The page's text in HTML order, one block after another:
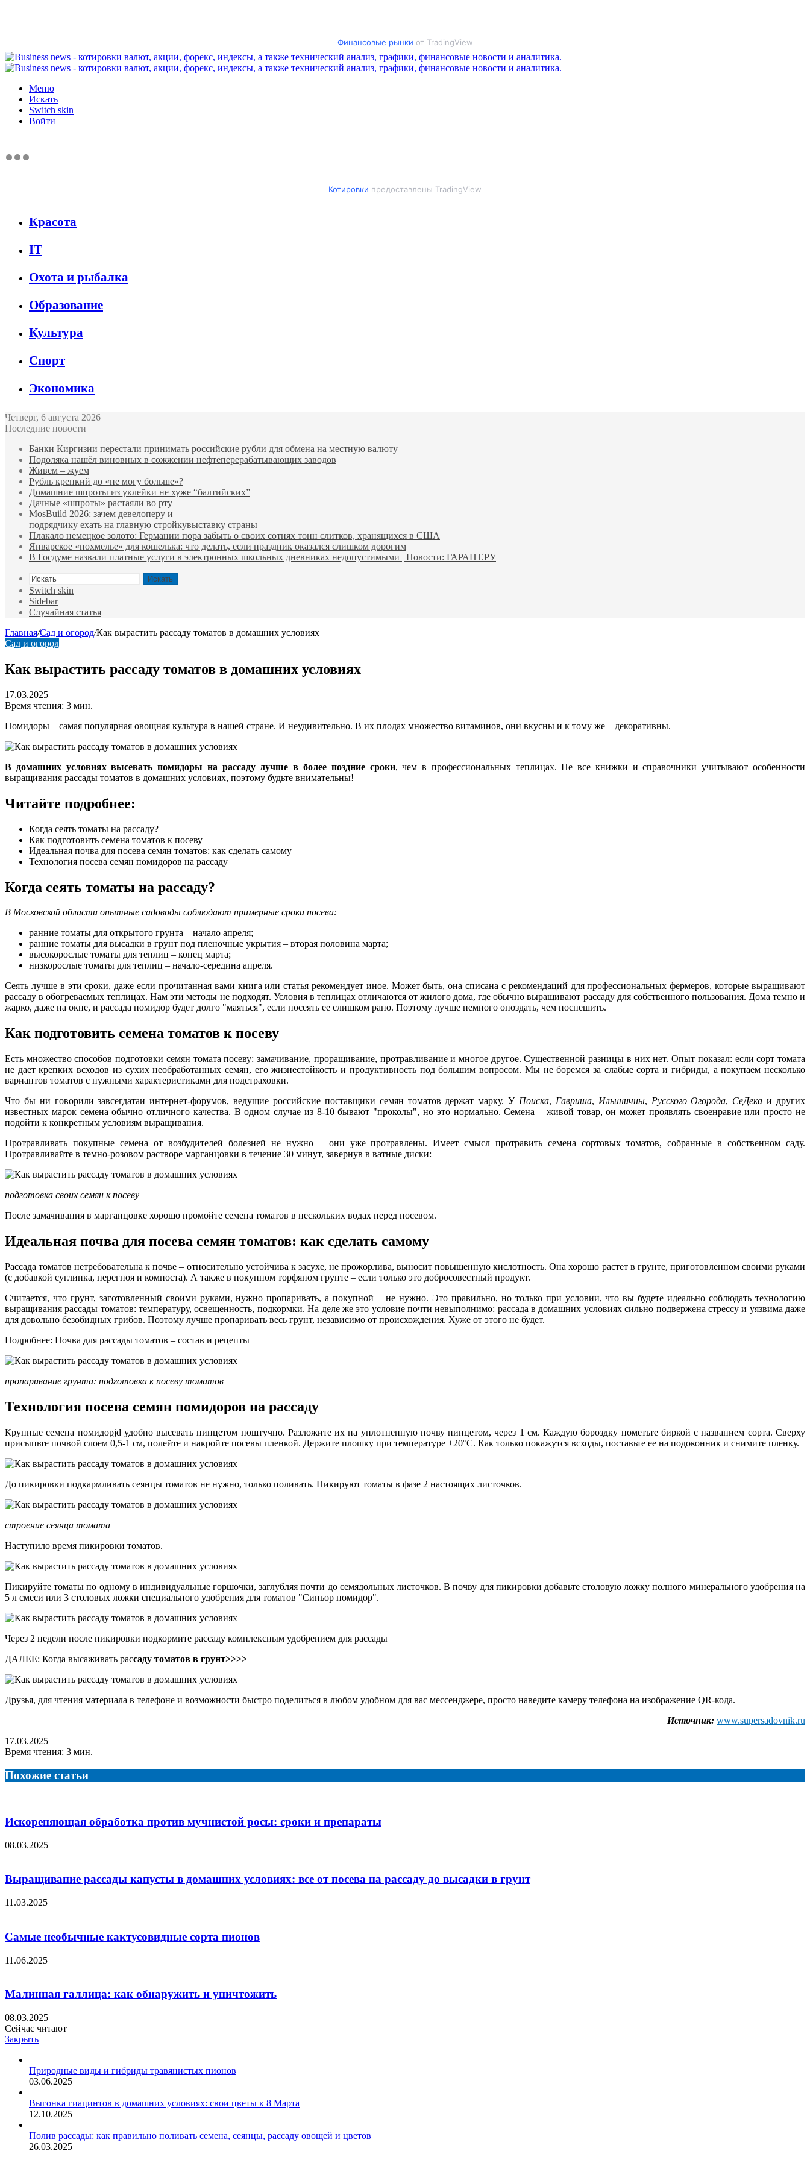
Финансовые рынки от TradingView
Меню
Искать
Switch skin
Войти
Котировки предоставлены TradingView
Красота
IT
Охота и рыбалка
Образование
Культура
Спорт
Экономика
Четверг, 6 августа 2026
Последние новости
Банки Киргизии перестали принимать российские рубли для обмена на местную валюту
Подоляка нашёл виновных в сожжении нефтеперерабатывающих заводов
Живем – жуем
Рубль крепкий до «не могу больше»?
Домашние шпроты из уклейки не хуже “балтийских”
Дачные «шпроты» растаяли во рту
MosBuild 2026: зачем девелоперу и
подрядчиĸу ехать на главную стройĸувыставĸу страны
Плакало немецкое золото: Германии пора забыть о своих сотнях тонн слитков, хранящихся в США
Январское «похмелье» для кошелька: что делать, если праздник оказался слишком дорогим
В Госдуме назвали платные услуги в электронных школьных дневниках недопустимыми | Новости: ГАРАНТ.РУ
Искать
Switch skin
Sidebar
Случайная статья
Главная/Сад и огород/Как вырастить рассаду томатов в домашних условиях
Сад и огород
Как вырастить рассаду томатов в домашних условиях
17.03.2025
Время чтения: 3 мин.
Помидоры – самая популярная овощная культура в нашей стране. И неудивительно. В их плодах множество витаминов, они вкусны и к тому же – декоративны.
В домашних условиях высевать помидоры на рассаду лучше в более поздние сроки, чем в профессиональных теплицах. Не все книжки и справочники учитывают особенности
выращивания рассады томатов в домашних условиях, поэтому будьте внимательны!
Читайте подробнее:
Когда сеять томаты на рассаду?
Как подготовить семена томатов к посеву
Идеальная почва для посева семян томатов: как сделать самому
Технология посева семян помидоров на рассаду
Когда сеять томаты на рассаду?
В Московской области опытные садоводы соблюдают примерные сроки посева:
ранние томаты для открытого грунта – начало апреля;
ранние томаты для высадки в грунт под пленочные укрытия – вторая половина марта;
высокорослые томаты для теплиц – конец марта;
низкорослые томаты для теплиц – начало-середина апреля.
Сеять лучше в эти сроки, даже если прочитанная вами книга или статья рекомендует иное. Может быть, она списана с рекомендаций для профессиональных фермеров, которые выращивают
рассаду в обогреваемых теплицах. Нам эти методы не подходят. Условия в теплицах отличаются от жилого дома, где обычно выращивают рассаду для собственного пользования. Дома темно и
жарко, даже на окне, и рассада помидор будет долго "маяться", если посеять ее слишком рано. Поэтому лучше немного опоздать, чем поспешить.
Как подготовить семена томатов к посеву
Есть множество способов подготовки семян томата посеву: замачивание, проращивание, протравливание и многое другое. Существенной разницы в них нет. Опыт показал: если сорт томата
не дает крепких всходов из сухих необработанных семян, его жизнестойкость и продуктивность под большим вопросом. Мы не боремся за слабые сорта и гибриды, а покупаем несколько
вариантов томатов с нужными характеристиками для подстраховки.
Что бы ни говорили завсегдатаи интернет-форумов, ведущие российские поставщики семян томатов держат марку. У Поиска, Гавриша, Ильиничны, Русского Огорода, СеДека и других
известных марок семена обычно отличного качества. В одном случае из 8-10 бывают "проколы", но это нормально. Семена – живой товар, он может проявлять своенравие или просто не
подойти к конкретным условиям выращивания.
Протравливать покупные семена от возбудителей болезней не нужно – они уже протравлены. Имеет смысл протравить семена сортовых томатов, собранные в собственном саду.
Протравливайте в темно-розовом растворе марганцовки в течение 30 минут, завернув в ватные диски:
подготовка своих семян к посеву
После замачивания в марганцовке хорошо промойте семена томатов в нескольких водах перед посевом.
Идеальная почва для посева семян томатов: как сделать самому
Рассада томатов нетребовательна к почве – относительно устойчива к засухе, не прожорлива, выносит повышенную кислотность. Она хорошо растет в грунте, приготовленном своими руками
(с добавкой суглинка, перегноя и компоста). А также в покупном торфяном грунте – если только это добросовестный продукт.
Считается, что грунт, заготовленный своими руками, нужно пропаривать, а покупной – не нужно. Это правильно, но только при условии, что вы будете идеально соблюдать технологию
выращивания рассады томатов: температуру, освещенность, подкормки. На деле же это условие почти невыполнимо: рассада в домашних условиях сильно подвержена стрессу и уязвима даже
для довольно безобидных грибов. Поэтому лучше пропаривать весь грунт, независимо от происхождения. Хуже от этого не будет.
Подробнее: Почва для рассады томатов – состав и рецепты
пропаривание грунта: подготовка к посеву томатов
Технология посева семян помидоров на рассаду
Крупные семена помидорjd удобно высевать пинцетом поштучно. Разложите их на уплотненную почву пинцетом, через 1 см. Каждую бороздку пометьте биркой с названием сорта. Сверху
присыпьте почвой слоем 0,5-1 см, полейте и накройте посевы пленкой. Держите плошку при температуре +20°С. Как только покажутся всходы, поставьте ее на подоконник и снимите пленку.
До пикировки подкармливать сеянцы томатов не нужно, только поливать. Пикируют томаты в фазе 2 настоящих листочков.
строение сеянца томата
Наступило время пикировки томатов.
Пикируйте томаты по одному в индивидуальные горшочки, заглубляя почти до семядольных листочков. В почву для пикировки добавьте столовую ложку полного минерального удобрения на
5 л смеси или 3 столовых ложки специального удобрения для томатов "Синьор помидор".
Через 2 недели после пикировки подкормите рассаду комплексным удобрением для рассады
ДАЛЕЕ: Когда высаживать рассаду томатов в грунт>>>>
Друзья, для чтения материала в телефоне и возможности быстро поделиться в любом удобном для вас мессенджере, просто наведите камеру телефона на изображение QR-кода.
Источник: www.supersadovnik.ru
17.03.2025
Время чтения: 3 мин.
Похожие статьи
Искореняющая обработка против мучнистой росы: сроки и препараты
08.03.2025
Выращивание рассады капусты в домашних условиях: все от посева на рассаду до высадки в грунт
11.03.2025
Самые необычные кактусовидные сорта пионов
11.06.2025
Малинная галлица: как обнаружить и уничтожить
08.03.2025
Сейчас читают
Закрыть
Природные виды и гибриды травянистых пионов
03.06.2025
Выгонка гиацинтов в домашних условиях: свои цветы к 8 Марта
12.10.2025
Полив рассады: как правильно поливать семена, сеянцы, рассаду овощей и цветов
26.03.2025